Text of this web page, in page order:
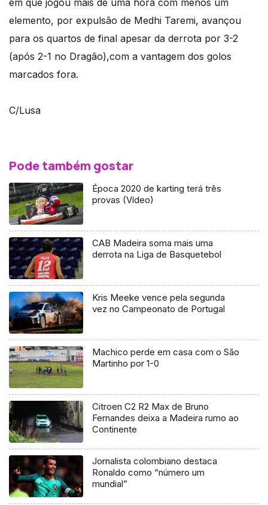
em que jogou mais de uma hora com menos um
elemento, por expulsão de Medhi Taremi, avançou
para os quartos de final apesar da derrota por 3-2
(após 2-1 no Dragão),com a vantagem dos golos
marcados fora.
C/Lusa
Pode também gostar
Época 2020 de karting terá três
provas (Vídeo)
CAB Madeira soma mais uma
derrota na Liga de Basquetebol
Kris Meeke vence pela segunda
vez no Campeonato de Portugal
Machico perde em casa com o São
Martinho por 1-0
Citroen C2 R2 Max de Bruno
Fernandes deixa a Madeira rumo ao
Continente
Jornalista colombiano destaca
Ronaldo como “número um
mundial”